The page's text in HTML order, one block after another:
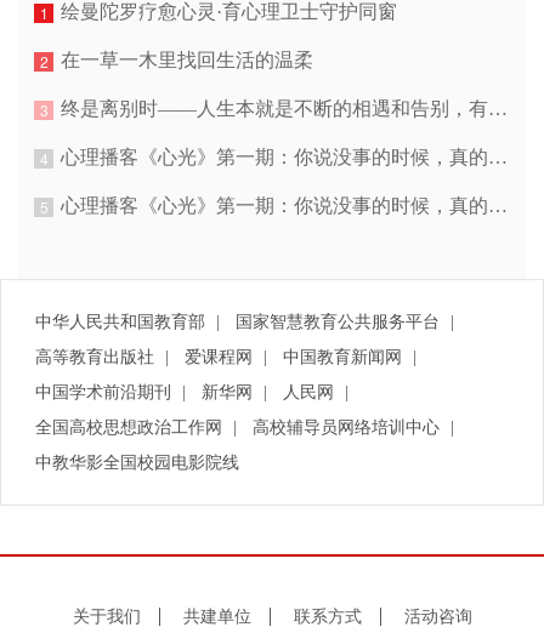
1 绘曼陀罗疗愈心灵·育心理卫士守护同窗
2 在一草一木里找回生活的温柔
3 终是离别时——人生本就是不断的相遇和告别，有花开就会有花落
4 心理播客《心光》第一期：你说没事的时候，真的没事吗？
5 心理播客《心光》第一期：你说没事的时候，真的没事吗？
中华人民共和国教育部 国家智慧教育公共服务平台
高等教育出版社
爱课程网 中国教育新闻网
中国学术前沿期刊
新华网 人民网
全国高校思想政治工作网
高校辅导员网络培训中心
中教华影全国校园电影院线
关于我们 共建单位 联系方式 活动咨询